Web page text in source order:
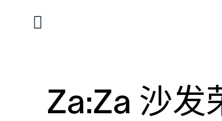
Za:Za 沙发